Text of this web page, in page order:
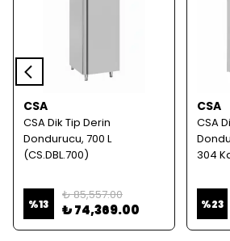
CSA
CSA Dik Tip Derin
Dondurucu, 700 L
(CS.DBL.700)
%13
₺ 85,557.00
₺ 74,369.00
CSA
CSA
304
%23